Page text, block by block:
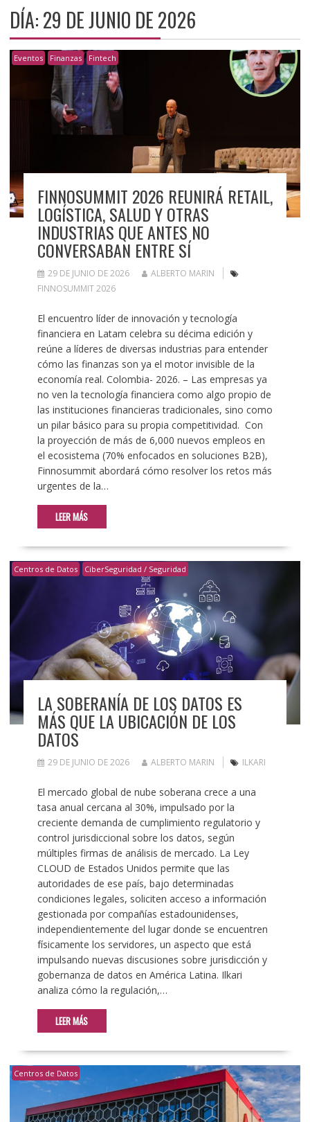
DÍA:29 DE JUNIO DE 2026
Eventos Finanzas Fintech
FINNOSUMMIT 2026 REUNIRÁ RETAIL,
LOGÍSTICA, SALUD Y OTRAS
INDUSTRIAS QUE ANTES NO
CONVERSABAN ENTRE SÍ
29 DE JUNIO DE 2026
ALBERTO MARIN
FINNOSUMMIT 2026
El encuentro líder de innovación y tecnología
financiera en Latam celebra su décima edición y
reúne a líderes de diversas industrias para entender
cómo las finanzas son ya el motor invisible de la
economía real. Colombia- 2026. – Las empresas ya
no ven la tecnología financiera como algo propio de
las instituciones financieras tradicionales, sino como
un pilar básico para su propia competitividad. Con
la proyección de más de 6,000 nuevos empleos en
el ecosistema (70% enfocados en soluciones B2B),
Finnosummit abordará cómo resolver los retos más
urgentes de la…
LEER MÁS
Centros de Datos CiberSeguridad / Seguridad
LA SOBERANÍA DE LOS DATOS ES
MÁS QUE LA UBICACIÓN DE LOS
DATOS
29 DE JUNIO DE 2026 ALBERTO MARIN ILKARI
El mercado global de nube soberana crece a una
tasa anual cercana al 30%, impulsado por la
creciente demanda de cumplimiento regulatorio y
control jurisdiccional sobre los datos, según
múltiples firmas de análisis de mercado. La Ley
CLOUD de Estados Unidos permite que las
autoridades de ese país, bajo determinadas
condiciones legales, soliciten acceso a información
gestionada por compañías estadounidenses,
independientemente del lugar donde se encuentren
físicamente los servidores, un aspecto que está
impulsando nuevas discusiones sobre jurisdicción y
gobernanza de datos en América Latina. Ilkari
analiza cómo la regulación,…
LEER MÁS
Centros de Datos